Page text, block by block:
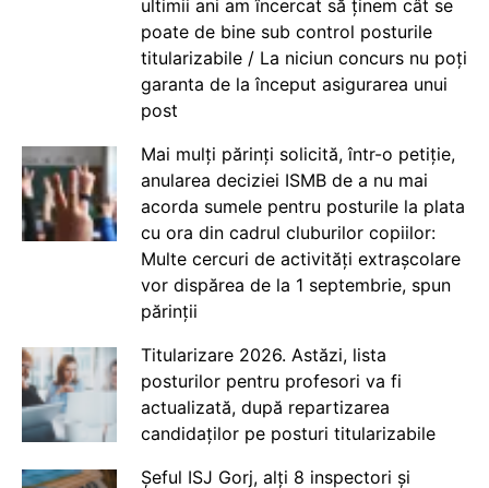
ultimii ani am încercat să ținem cât se
poate de bine sub control posturile
titularizabile / La niciun concurs nu poți
garanta de la început asigurarea unui
post
Mai mulți părinți solicită, într-o petiție,
anularea deciziei ISMB de a nu mai
acorda sumele pentru posturile la plata
cu ora din cadrul cluburilor copiilor:
Multe cercuri de activități extrașcolare
vor dispărea de la 1 septembrie, spun
părinții
Titularizare 2026. Astăzi, lista
posturilor pentru profesori va fi
actualizată, după repartizarea
candidaților pe posturi titularizabile
Șeful ISJ Gorj, alți 8 inspectori și